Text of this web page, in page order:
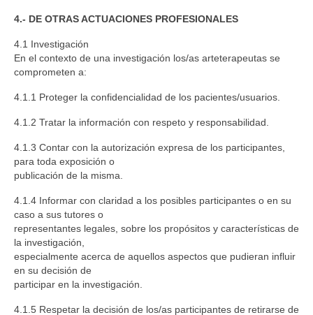
4.- DE OTRAS ACTUACIONES PROFESIONALES
4.1 Investigación
En el contexto de una investigación los/as arteterapeutas se
comprometen a:
4.1.1 Proteger la confidencialidad de los pacientes/usuarios.
4.1.2 Tratar la información con respeto y responsabilidad.
4.1.3 Contar con la autorización expresa de los participantes,
para toda exposición o
publicación de la misma.
4.1.4 Informar con claridad a los posibles participantes o en su
caso a sus tutores o
representantes legales, sobre los propósitos y características de
la investigación,
especialmente acerca de aquellos aspectos que pudieran influir
en su decisión de
participar en la investigación.
4.1.5 Respetar la decisión de los/as participantes de retirarse de